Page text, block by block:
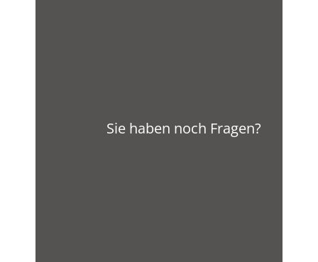
Sie haben noch Fragen?